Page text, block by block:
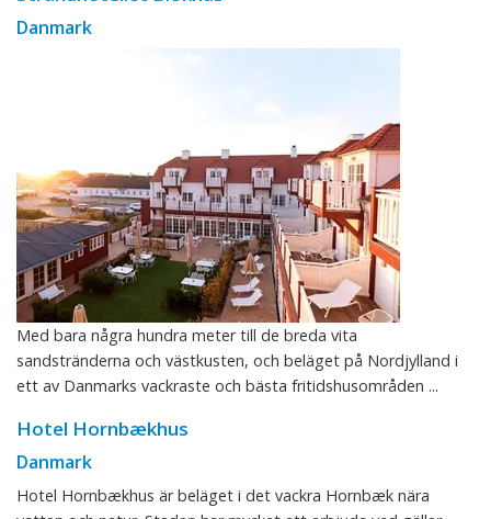
Danmark
Med bara några hundra meter till de breda vita
sandstränderna och västkusten, och beläget på Nordjylland i
ett av Danmarks vackraste och bästa fritidshusområden ...
Hotel Hornbækhus
Danmark
Hotel Hornbækhus är beläget i det vackra Hornbæk nära